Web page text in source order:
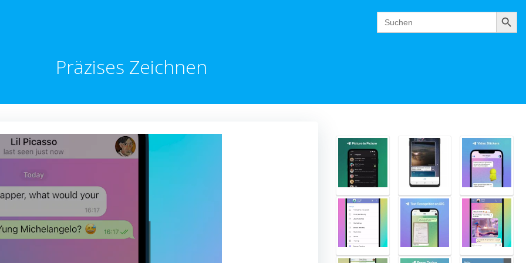
Search
for:
Suchen
Präzises Zeichnen